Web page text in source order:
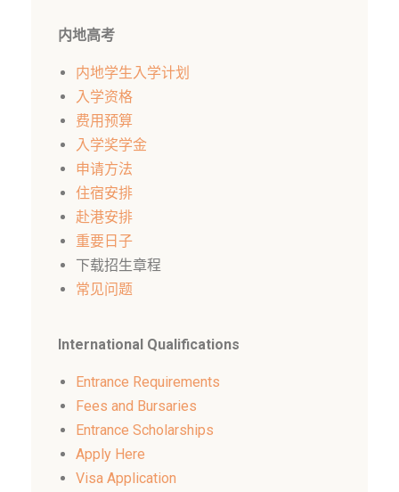
内地高考
内地学生入学计划
入学资格
费用预算
入学奖学金
申请方法
住宿安排
赴港安排
重要日子
下载招生章程
常见问题
International Qualifications
Entrance Requirements
Fees and Bursaries
Entrance Scholarships
Apply Here
Visa Application